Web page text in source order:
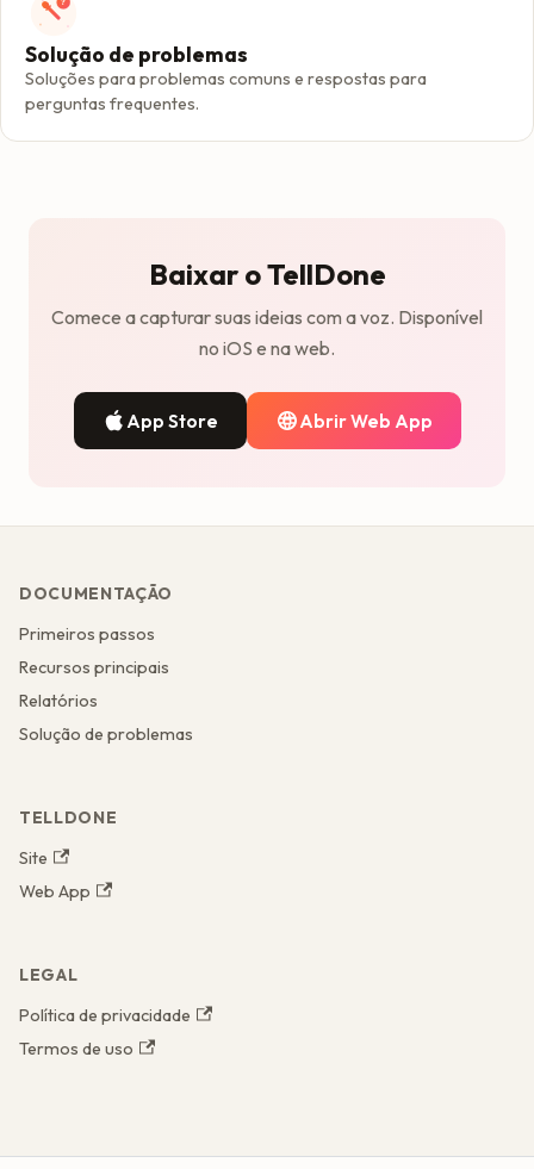
Solução de problemas
Soluções para problemas comuns e respostas para
perguntas frequentes.
Baixar o TellDone
Comece a capturar suas ideias com a voz. Disponível
no iOS e na web.
App Store Abrir Web App
DOCUMENTAÇÃO
Primeiros passos
Recursos principais
Relatórios
Solução de problemas
TELLDONE
Site
Web App
LEGAL
Política de privacidade
Termos de uso